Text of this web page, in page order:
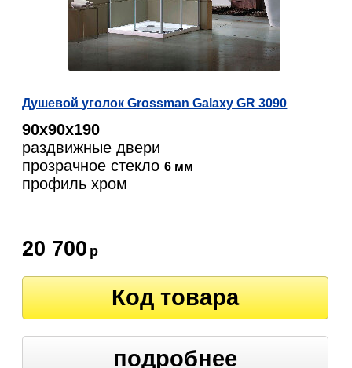
Душевой уголок Grossman Galaxy GR 3090
90х90х190
раздвижные двери
прозрачное стекло6 мм
профиль хром
20 700 р
Код товара
подробнее